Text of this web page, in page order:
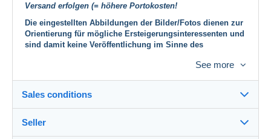
Versand erfolgen (= höhere Portokosten!
Die eingestellten Abbildungen der Bilder/Fotos dienen zur
Orientierung für mögliche Ersteigerungsinteressenten und
sind damit keine Veröffentlichung im Sinne des
Urheberrechts-Inhabern vorbehalten. Ich weise
Bildern/Fotos zu verletzen. Sollten mit der
Veröffentlichung diese Bilder/Fotos dennoch
Urheberrechte oder ähnliches verletzt werden, bitte ich um
See more
Sales conditions
Seller